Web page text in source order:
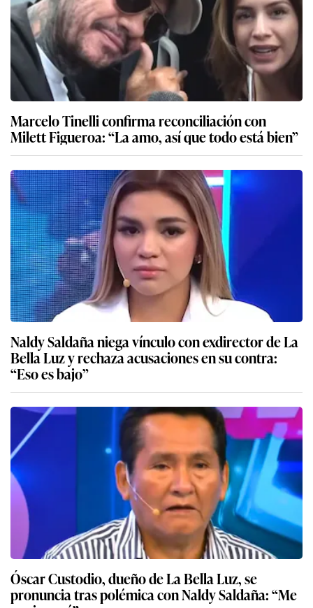
Marcelo Tinelli confirma reconciliación con
Milett Figueroa: “La amo, así que todo está bien”
Naldy Saldaña niega vínculo con exdirector de La
Bella Luz y rechaza acusaciones en su contra:
“Eso es bajo”
Óscar Custodio, dueño de La Bella Luz, se
pronuncia tras polémica con Naldy Saldaña: “Me